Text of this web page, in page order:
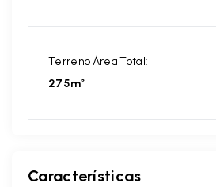
Terreno Área Total:
275m²
Características